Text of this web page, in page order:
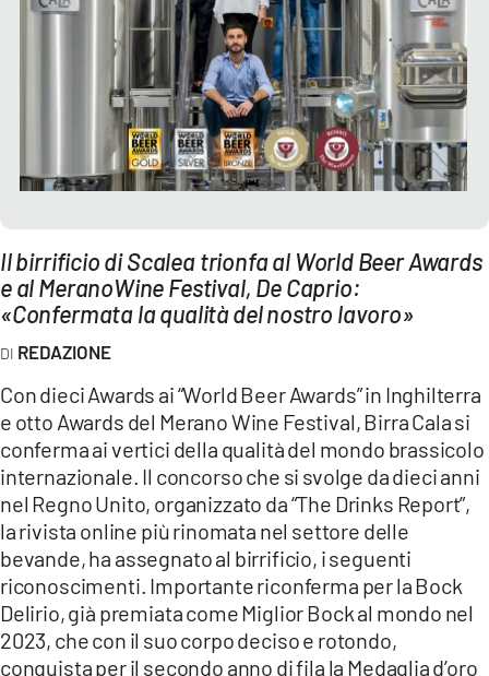
AMBIENTE
LAC NETWORK
LAC ONAIR
LaC
Network
LACPLAY.IT
LACTV.IT
LACONAIR.IT
LACITYMAG.IT
ILREGGINO.IT
COSENZACHANNEL.IT
ILVIBONESE.IT
CATANZAROCHANNEL.IT
LACAPITALENEWS.IT
Il birrificio di Scalea trionfa al World Beer Awards
e al MeranoWine Festival, De Caprio:
«Confermata la qualità del nostro lavoro»
REDAZIONE
Con dieci Awards ai “World Beer Awards” in Inghilterra
e otto Awards del Merano Wine Festival, Birra Cala si
conferma ai vertici della qualità del mondo brassicolo
internazionale. Il concorso che si svolge da dieci anni
nel Regno Unito, organizzato da “The Drinks Report”,
la rivista online più rinomata nel settore delle
bevande, ha assegnato al birrificio, i seguenti
riconoscimenti. Importante riconferma per la Bock
Delirio, già premiata come Miglior Bock al mondo nel
2023, che con il suo corpo deciso e rotondo,
conquista per il secondo anno di fila la Medaglia d’oro